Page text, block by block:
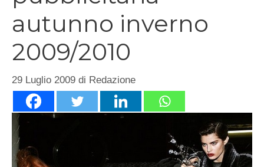
autunno inverno
2009/2010
29 Luglio 2009 di Redazione